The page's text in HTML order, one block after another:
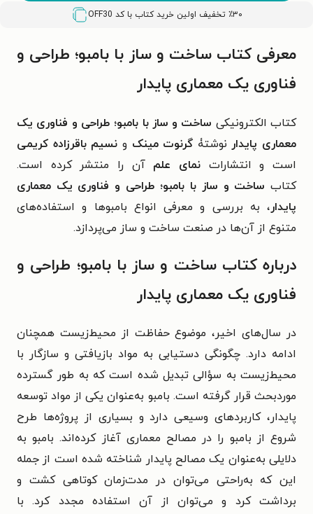
٪۳۰ تخفیف اولین خرید کتاب با کد OFF30
معرفی کتاب ساخت و ساز با بامبو؛ طراحی و
فناوری یک معماری پایدار
کتاب الکترونیکی ساخت و ساز با بامبو؛ طراحی و فناوری یک
معماری پایدار نوشتۀ گرنوت مینک و نسیم باقرزاده کریمی
است و انتشارات نمای علم آن را منتشر کرده است.
کتاب ساخت و ساز با بامبو؛ طراحی و فناوری یک معماری
پایدار، به بررسی و معرفی انواع بامبوها و استفاده‌های
متنوع از آن‌ها در صنعت ساخت و ساز می‌پردازد.
درباره کتاب ساخت و ساز با بامبو؛ طراحی و
فناوری یک معماری پایدار
در سال‌های اخیر، موضوع حفاظت از محیط‌زیست همچنان
ادامه دارد. چگونگی دستیابی به مواد بازیافتی و سازگار با
محیط‌زیست به سؤالی تبدیل شده است که به طور گسترده
موردبحث قرار گرفته است. بامبو به‌عنوان یکی از مواد توسعه
پایدار، کاربردهای وسیعی دارد و بسیاری از پروژه‌ها طرح
شروع از بامبو را در مصالح معماری آغاز کرده‌اند. بامبو به
دلایلی به‌عنوان یک مصالح پایدار شناخته شده است از جمله
این که به‌راحتی می‌توان در مدت‌زمان کوتاهی کشت و
برداشت کرد و می‌توان از آن استفاده مجدد کرد. با